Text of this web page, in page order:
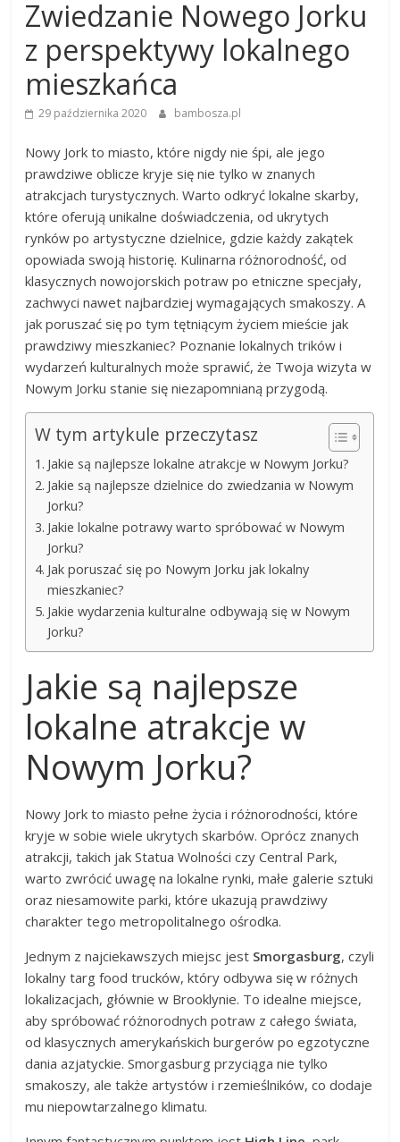
Zwiedzanie Nowego Jorku
z perspektywy lokalnego
mieszkańca
29 października 2020 bambosza.pl
Nowy Jork to miasto, które nigdy nie śpi, ale jego
prawdziwe oblicze kryje się nie tylko w znanych
atrakcjach turystycznych. Warto odkryć lokalne skarby,
które oferują unikalne doświadczenia, od ukrytych
rynków po artystyczne dzielnice, gdzie każdy zakątek
opowiada swoją historię. Kulinarna różnorodność, od
klasycznych nowojorskich potraw po etniczne specjały,
zachwyci nawet najbardziej wymagających smakoszy. A
jak poruszać się po tym tętniącym życiem mieście jak
prawdziwy mieszkaniec? Poznanie lokalnych trików i
wydarzeń kulturalnych może sprawić, że Twoja wizyta w
Nowym Jorku stanie się niezapomnianą przygodą.
W tym artykule przeczytasz
Jakie są najlepsze lokalne atrakcje w Nowym Jorku?
Jakie są najlepsze dzielnice do zwiedzania w Nowym
Jorku?
Jakie lokalne potrawy warto spróbować w Nowym
Jorku?
Jak poruszać się po Nowym Jorku jak lokalny
mieszkaniec?
Jakie wydarzenia kulturalne odbywają się w Nowym
Jorku?
Jakie są najlepsze
lokalne atrakcje w
Nowym Jorku?
Nowy Jork to miasto pełne życia i różnorodności, które
kryje w sobie wiele ukrytych skarbów. Oprócz znanych
atrakcji, takich jak Statua Wolności czy Central Park,
warto zwrócić uwagę na lokalne rynki, małe galerie sztuki
oraz niesamowite parki, które ukazują prawdziwy
charakter tego metropolitalnego ośrodka.
Jednym z najciekawszych miejsc jest Smorgasburg, czyli
lokalny targ food trucków, który odbywa się w różnych
lokalizacjach, głównie w Brooklynie. To idealne miejsce,
aby spróbować różnorodnych potraw z całego świata,
od klasycznych amerykańskich burgerów po egzotyczne
dania azjatyckie. Smorgasburg przyciąga nie tylko
smakoszy, ale także artystów i rzemieślników, co dodaje
mu niepowtarzalnego klimatu.